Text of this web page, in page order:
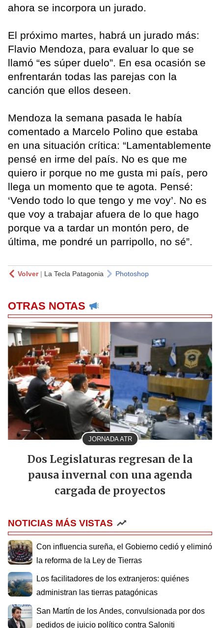
ahora se incorpora un jurado.
El próximo martes, habrá un jurado más:
Flavio Mendoza, para evaluar lo que se
llamó “es súper duelo”. En esa ocasión se
enfrentarán todas las parejas con la
canción que ellos deseen.
Mendoza la semana pasada le había
comentado a Marcelo Polino que estaba
en una situación crítica: “Lamentablemente
pensé en irme del país. No es que me
quiero ir porque no me gusta mi país, pero
llega un momento que te agota. Pensé:
‘Vendo todo lo que tengo y me voy’. No es
que voy a trabajar afuera de lo que hago
porque va a tardar un montón pero, de
última, me pondré un parripollo, no sé”.
Volver| La Tecla Patagonia Photoshop
OTRAS NOTAS
JORNADA ATR
Dos Legislaturas regresan de la
pausa invernal con una agenda
cargada de proyectos
NOTICIAS MÁS VISTAS
Con influencia sureña, el Gobierno cedió y eliminó
la reforma de la Ley de Tierras
Los facilitadores de los extranjeros: quiénes
administran las tierras patagónicas
San Martín de los Andes, convulsionada por dos
pedidos de juicio político contra Saloniti